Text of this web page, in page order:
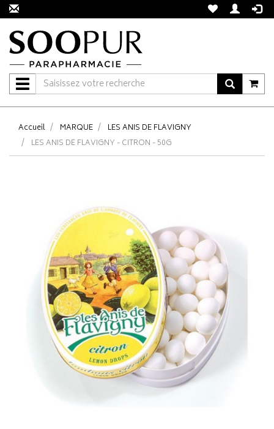
Navigation
Accueil MARQUE
LES ANIS DE FLAVIGNY
LES ANIS DE FLAVIGNY - CITRON - 50G